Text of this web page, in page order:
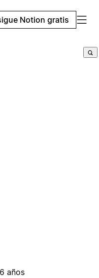
Notion gratis
años